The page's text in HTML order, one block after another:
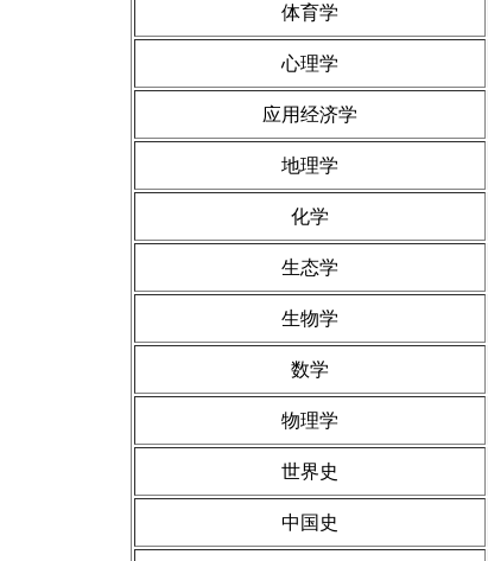
体育学
心理学
应用经济学
地理学
化学
生态学
生物学
数学
物理学
世界史
中国史